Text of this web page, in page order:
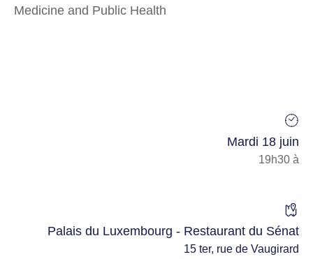
Medicine and Public Health
Mardi 18 juin
19h30 à
Palais du Luxembourg - Restaurant du Sénat
15 ter, rue de Vaugirard